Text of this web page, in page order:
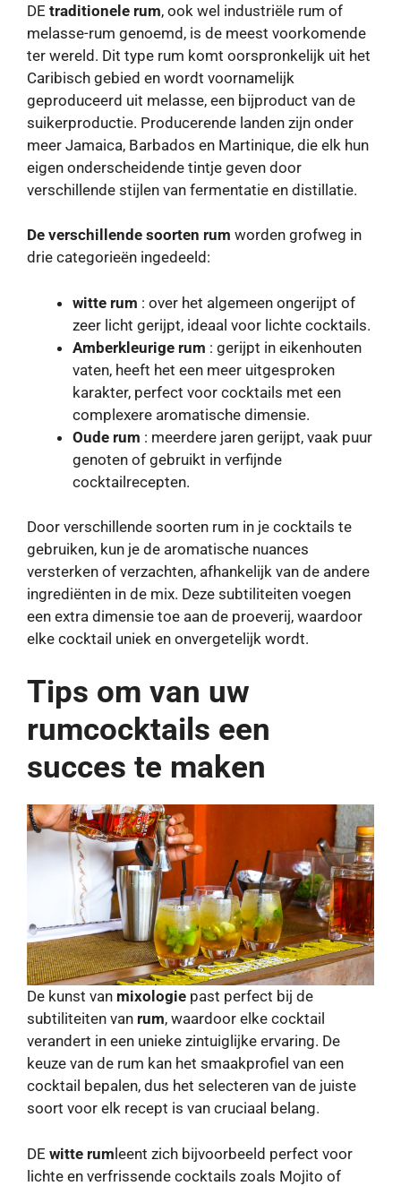
DE traditionele rum, ook wel industriële rum of
melasse-rum genoemd, is de meest voorkomende
ter wereld. Dit type rum komt oorspronkelijk uit het
Caribisch gebied en wordt voornamelijk
geproduceerd uit melasse, een bijproduct van de
suikerproductie. Producerende landen zijn onder
meer Jamaica, Barbados en Martinique, die elk hun
eigen onderscheidende tintje geven door
verschillende stijlen van fermentatie en distillatie.
De verschillende soorten rum worden grofweg in
drie categorieën ingedeeld:
witte rum : over het algemeen ongerijpt of
zeer licht gerijpt, ideaal voor lichte cocktails.
Amberkleurige rum : gerijpt in eikenhouten
vaten, heeft het een meer uitgesproken
karakter, perfect voor cocktails met een
complexere aromatische dimensie.
Oude rum : meerdere jaren gerijpt, vaak puur
genoten of gebruikt in verfijnde
cocktailrecepten.
Door verschillende soorten rum in je cocktails te
gebruiken, kun je de aromatische nuances
versterken of verzachten, afhankelijk van de andere
ingrediënten in de mix. Deze subtiliteiten voegen
een extra dimensie toe aan de proeverij, waardoor
elke cocktail uniek en onvergetelijk wordt.
Tips om van uw
rumcocktails een
succes te maken
De kunst van mixologie past perfect bij de
subtiliteiten van rum, waardoor elke cocktail
verandert in een unieke zintuiglijke ervaring. De
keuze van de rum kan het smaakprofiel van een
cocktail bepalen, dus het selecteren van de juiste
soort voor elk recept is van cruciaal belang.
DE witte rumleent zich bijvoorbeeld perfect voor
lichte en verfrissende cocktails zoals Mojito of